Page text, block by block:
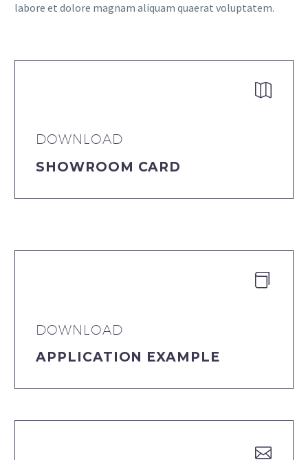
labore et dolore magnam aliquam quaerat voluptatem.


DOWNLOAD
SHOWROOM CARD


DOWNLOAD
APPLICATION EXAMPLE

